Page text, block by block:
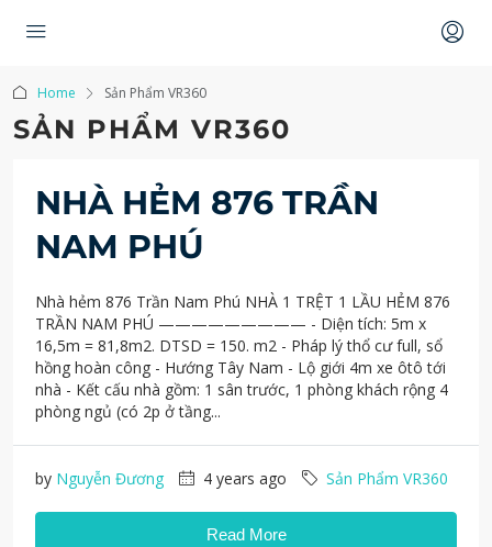
Home Sản Phẩm VR360
SẢN PHẨM VR360
NHÀ HẺM 876 TRẦN
NAM PHÚ
Nhà hẻm 876 Trần Nam Phú NHÀ 1 TRỆT 1 LẦU HẺM 876
TRẦN NAM PHÚ ————————— - Diện tích: 5m x
16,5m = 81,8m2. DTSD = 150. m2 - Pháp lý thổ cư full, sổ
hồng hoàn công - Hướng Tây Nam - Lộ giới 4m xe ôtô tới
nhà - Kết cấu nhà gồm: 1 sân trước, 1 phòng khách rộng 4
phòng ngủ (có 2p ở tầng...
by Nguyễn Đương 4 years ago Sản Phẩm VR360
Read More